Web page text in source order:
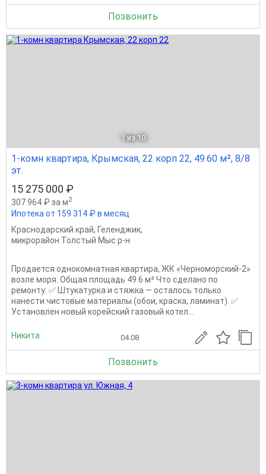
Позвонить
1 из 10
1-комн квартира, Крымская, 22 корп 22, 49.60 м², 8/8
эт.
15 275 000 ₽
307 964 ₽ за м2
Ипотека от 159 314 ₽ в месяц
Краснодарский край, Геленджик,
микрорайон Толстый Мыс р-н
Продается однокомнатная квартира, ЖК «Черноморский-2»
возле моря. Общая площадь 49.6 м² Что сделано по
ремонту: ✅ Штукатурка и стяжка — осталось только
нанести чистовые материалы (обои, краска, ламинат). ✅
Установлен новый корейский газовый котел...
Никита 04.08
Позвонить